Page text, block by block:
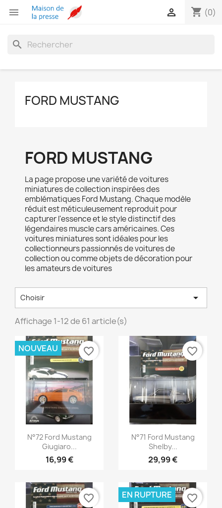
 shopping_cart (0)

search
FORD MUSTANG
FORD MUSTANG
La page propose une variété de voitures
miniatures de collection inspirées des
emblématiques Ford Mustang. Chaque modèle
réduit est méticuleusement reproduit pour
capturer l'essence et le style distinctif des
légendaires muscle cars américaines. Ces
voitures miniatures sont idéales pour les
collectionneurs passionnés de voitures de
collection ou comme objets de décoration pour
les amateurs de voitures
Choisir 
Affichage 1-12 de 61 article(s)
Aperçu rapide
N°72 Ford Mustang
Giugiaro...
16,99 €
NOUVEAU favorite_border
Aperçu rapide
N°71 Ford Mustang
Shelby...
29,99 €
favorite_border
favorite_border EN RUPTURE favorite_border